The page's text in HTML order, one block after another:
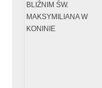
BLIŹNIM ŚW.
MAKSYMILIANA W
KONINIE